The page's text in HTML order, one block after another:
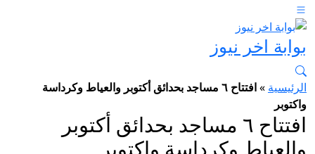
بوابة اخر نيوز
الرئيسية »
افتتاح ٦ مساجد بحدائق أكتوبر والعياط وكرداسة
واكتوبر
افتتاح ٦ مساجد بحدائق أكتوبر
والعياط وكرداسة واكتوبر